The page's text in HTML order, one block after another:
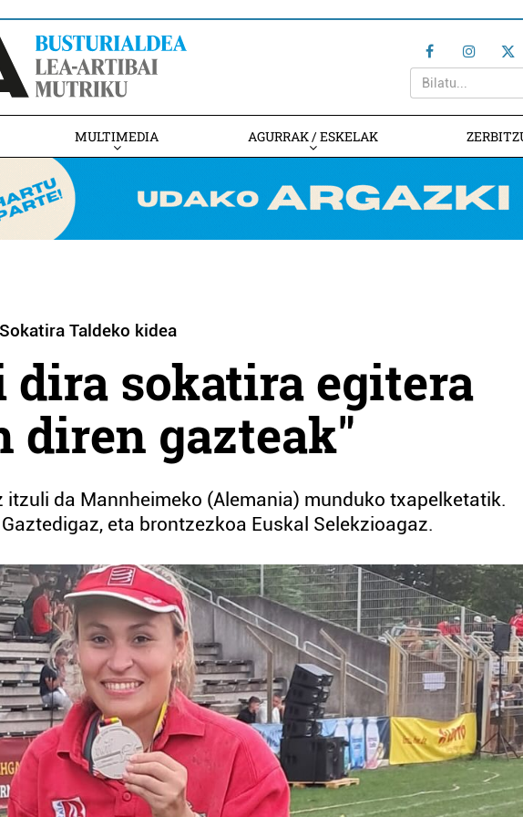
MULTIMEDIA AGURRAK / ESKELAK
Taldeko kidea
dira sokatira egitera
diren gazteak"
itzuli da Mannheimeko (Alemania) munduko txapelketatik.
eta brontzezkoa Euskal Selekzioagaz.